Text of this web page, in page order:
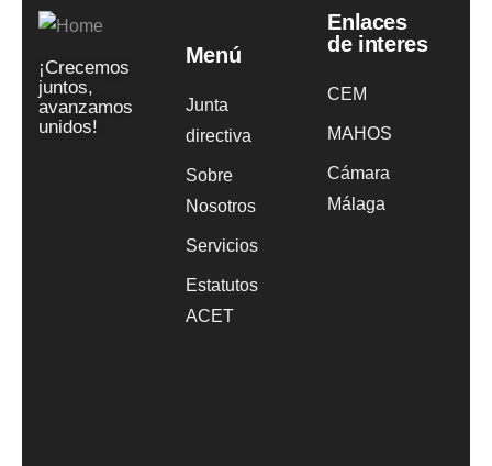
¡Crecemos
juntos,
avanzamos
unidos!
Menú
Junta
directiva
Sobre
Nosotros
Servicios
Estatutos
ACET
Enlaces
de interes
CEM
MAHOS
Cámara
Málaga